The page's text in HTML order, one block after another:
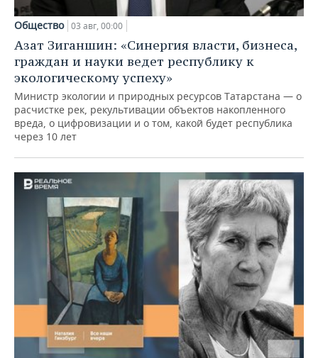
Общество 03 авг, 00:00
Азат Зиганшин: «Синергия власти, бизнеса,
граждан и науки ведет республику к
экологическому успеху»
Министр экологии и природных ресурсов Татарстана — о
расчистке рек, рекультивации объектов накопленного
вреда, о цифровизации и о том, какой будет республика
через 10 лет